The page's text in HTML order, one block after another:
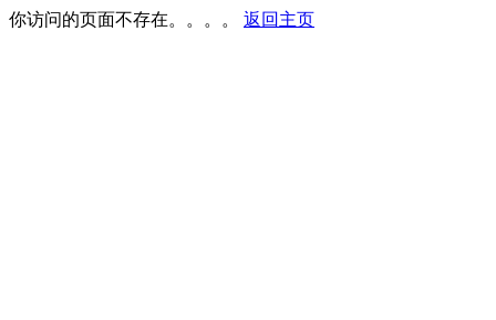
你访问的页面不存在。。。。 返回主页